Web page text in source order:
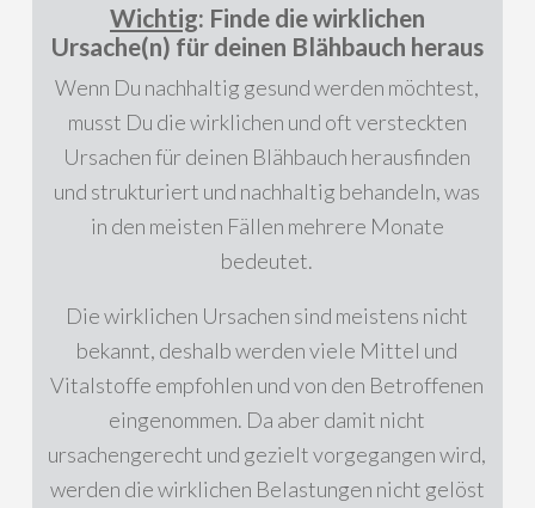
Wichtig: Finde die wirklichen
Ursache(n) für deinen Blähbauch heraus
Wenn Du nachhaltig gesund werden möchtest,
musst Du die wirklichen und oft versteckten
Ursachen für deinen Blähbauch herausfinden
und strukturiert und nachhaltig behandeln, was
in den meisten Fällen mehrere Monate
bedeutet.
Die wirklichen Ursachen sind meistens nicht
bekannt, deshalb werden viele Mittel und
Vitalstoffe empfohlen und von den Betroffenen
eingenommen. Da aber damit nicht
ursachengerecht und gezielt vorgegangen wird,
werden die wirklichen Belastungen nicht gelöst